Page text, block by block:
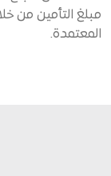
مبلغ التأمين من
المعتمدة.